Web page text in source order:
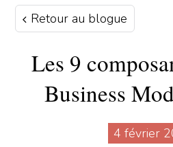
Retour au blogue
Les 9
Business
4 février